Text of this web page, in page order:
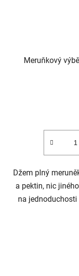
Meruňkový
Džem plný
a pektin, nic
na